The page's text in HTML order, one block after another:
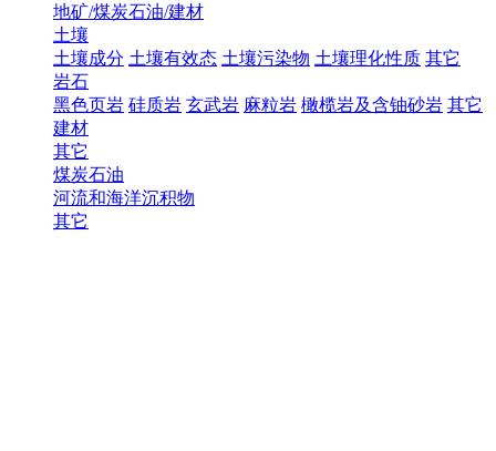
地矿/煤炭石油/建材
土壤
土壤成分 土壤有效态 土壤污染物 土壤理化性质 其它
岩石
黑色页岩 硅质岩 玄武岩 麻粒岩 橄榄岩及含铀砂岩 其它
建材
其它
煤炭石油
河流和海洋沉积物
其它